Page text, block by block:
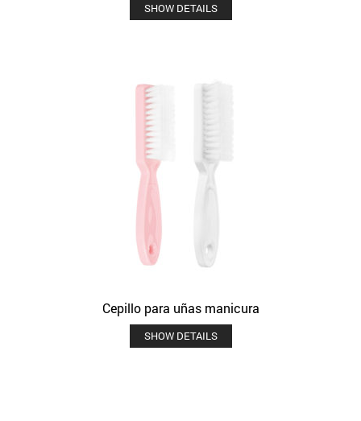
SHOW DETAILS
Cepillo para uñas manicura
SHOW DETAILS